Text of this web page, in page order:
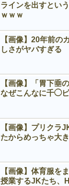
ラインを出すとい
ｗｗｗ
【画像】20年前
しさがヤバすぎる
【画像】「胃下垂
なぜこんなに千◯
【画像】プリクラ
たからめっちゃ大
【画像】体育服を
授業するJKたち、